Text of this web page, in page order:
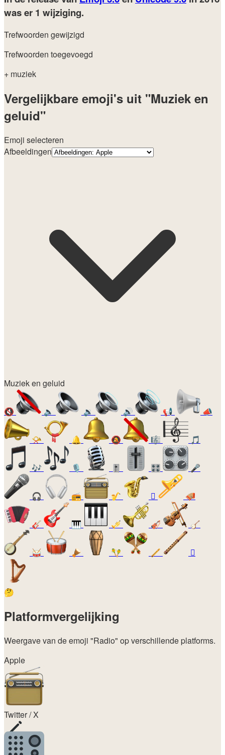
was er 1 wijziging.
Trefwoorden gewijzigd
Trefwoorden toegevoegd
+ muziek
Vergelijkbare emoji's uit "Muziek en
geluid"
Emoji selecteren
Afbeeldingen
Muziek en geluid
🔇 🔈 🔉 🔊 📢 📣
📯 🔔 🔕 🎼 🎵
🎶 🎙️ 🎚️ 🎛️ 🎤
🎧 📻 🎷 🪊 🪗
🎸 🎹 🎺 🎻 🪕
🥁 🪘 🪇 🪈 🪉
🤔
Platformvergelijking
Weergave van de emoji "Radio" op verschillende platforms.
Apple
Twitter / X